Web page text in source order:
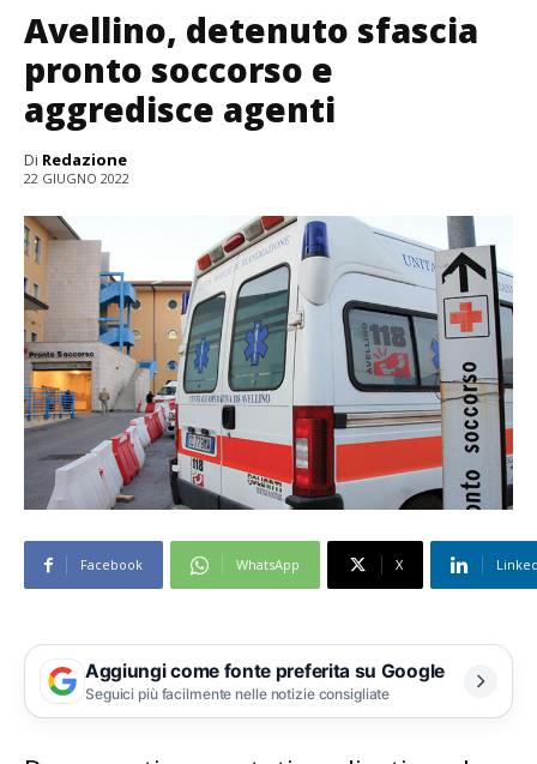
Avellino, detenuto sfascia
pronto soccorso e
aggredisce agenti
Di Redazione
22 GIUGNO 2022
Facebook WhatsApp X
Aggiungi come fonte preferita su Google
Seguici più facilmente nelle notizie consigliate